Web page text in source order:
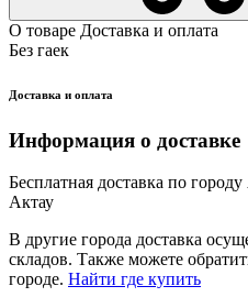
О товаре Доставка и оплата
Без гаек
Доставка и оплата
Информация о доставке
Бесплатная доставка по
Актау
В другие города доставка
складов. Также можете
городе. Найти где купить